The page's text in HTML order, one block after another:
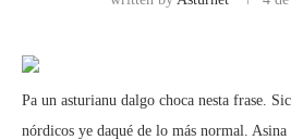
Pa un asturianu dalgo choca nesta frase.
nórdicos ye daqué de lo más normal.